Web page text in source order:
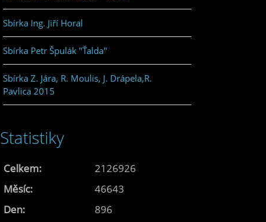
Sbírka Ing. Jiří Horal
Sbírka Petr Špulák "Ťalda"
Sbírka Z. Jára, R. Moulis, J. Drápela,R.
Pavlica 2015
Statistiky
Celkem:
2126926
Měsíc:
46643
Den:
896